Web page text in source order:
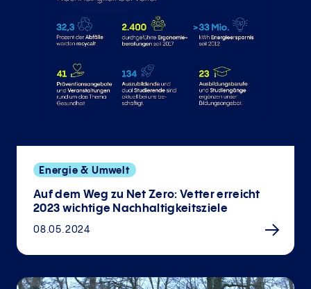
Energie & Umwelt
Auf dem Weg zu Net Zero: Vetter erreicht
2023 wichtige Nachhaltigkeitsziele
08.05.2024